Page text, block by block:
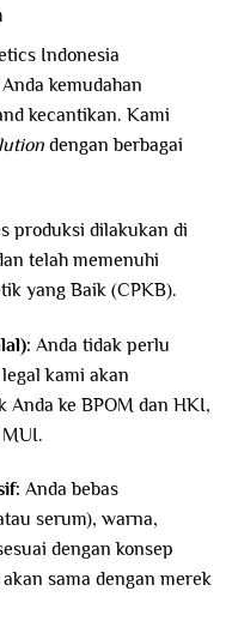
Indonesia
kemudahan
kecantikan. Kami
dengan berbagai
produksi dilakukan di
telah memenuhi
yang Baik (CPKB).
Anda tidak perlu
kami akan
ke BPOM dan HKI,
Anda bebas
serum), warna,
dengan konsep
sama dengan merek